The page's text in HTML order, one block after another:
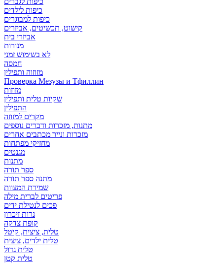
כיפות לילדים
כיפות למבוגרים
קישוט, תכשיטים, אביזרים
אביזרי בית
מנורות
לא בשימוש זמני
חמסה
מזוזוה ותפילין
Проверка Мезузы и Тфиллин
מזוזות
שקיות טלית ותפילין
התפילין
מקרים למזוזה
מתנות, מזכרות ודברים נוספים
מזכרות ונייר מכתבים אחרים
מחזיקי מפתחות
מגנטים
מתנות
ספר תורה
מתנה ספר תורה
שמירת המצוות
פריטים לברית מילה
פכים לנטילת ידים
נרות זיכרון
קופת צדקה
טלית, ציצית, קיטל
טלית ילדים, ציצית
טלית גדול
טלית קטן